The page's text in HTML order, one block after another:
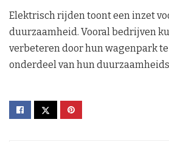
Elektrisch rijden toont een inzet
duurzaamheid. Vooral bedrijven
verbeteren door hun wagenpark
onderdeel van hun